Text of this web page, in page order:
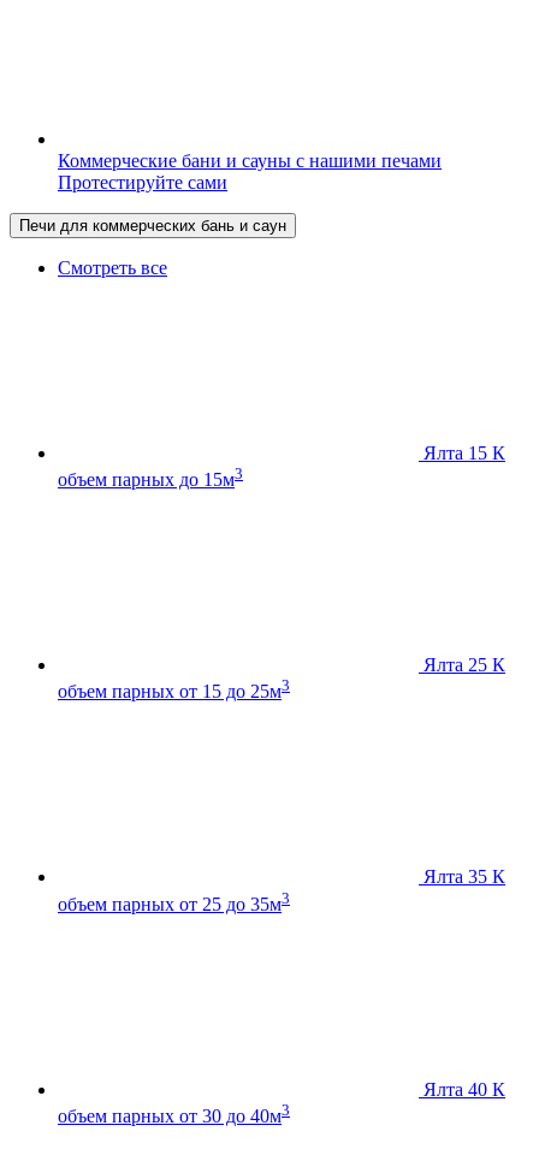
Коммерческие бани и сауны с нашими печами
Протестируйте сами
Печи для коммерческих бань и саун
Смотреть все
Ялта 15 К
объем парных до 15м3
Ялта 25 К
объем парных от 15 до 25м3
Ялта 35 К
объем парных от 25 до 35м3
Ялта 40 К
объем парных от 30 до 40м3